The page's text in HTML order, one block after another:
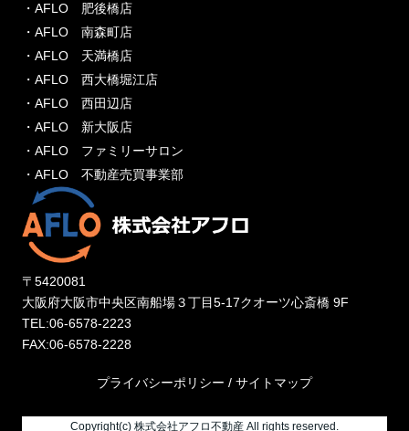
・AFLO 肥後橋店
・AFLO 南森町店
・AFLO 天満橋店
・AFLO 西大橋堀江店
・AFLO 西田辺店
・AFLO 新大阪店
・AFLO ファミリーサロン
・AFLO 不動産売買事業部
〒5420081
大阪府大阪市中央区南船場３丁目5-17クオーツ心斎橋 9F
TEL:06-6578-2223
FAX:06-6578-2228
プライバシーポリシー / サイトマップ
Copyright(c) 株式会社アフロ不動産 All rights reserved.